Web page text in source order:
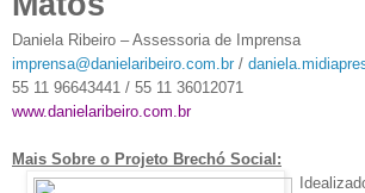
Daniela Ribeiro – Assessoria de Imprensa
imprensa@danielaribeiro.com.br /
55 11 96643441 / 55 11 36012071
www.danielaribeiro.com.br
Mais Sobre o Projeto Brechó Social: